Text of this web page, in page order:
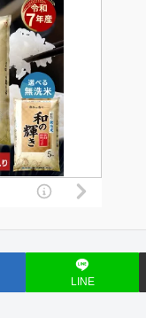
LINE